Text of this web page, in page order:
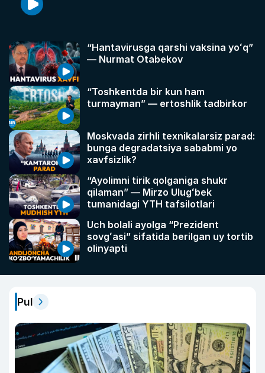
“Hantavirusga qarshi vaksina yoʻq”
— Nurmat Otabekov
“Toshkentda bir kun ham
turmayman” — ertoshlik tadbirkor
Moskvada zirhli texnikalarsiz parad:
bunga degradatsiya sababmi yo
xavfsizlik?
“Ayolimni tirik qolganiga shukr
qilaman” — Mirzo Ulugʻbek
tumanidagi YTH tafsilotlari
Uch bolali ayolga “Prezident
sovgʻasi” sifatida berilgan uy tortib
olinyapti
Pul